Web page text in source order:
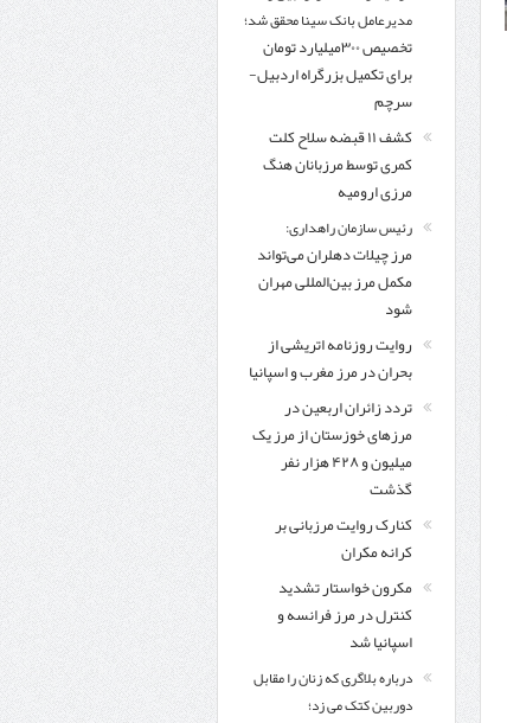
مدیرعامل بانک سینا محقق شد؛
تخصیص ۳۰۰میلیارد تومان
برای تکمیل بزرگراه اردبیل-
سرچم
کشف ۱۱ قبضه سلاح کلت
کمری توسط مرزبانان هنگ
مرزی ارومیه
رئیس سازمان راهداری:
مرز چیلات دهلران می‌تواند
مکمل مرز بین‌المللی مهران
شود
روایت روزنامه اتریشی از
بحران در مرز مغرب و اسپانیا
تردد زائران اربعین در
مرزهای خوزستان از مرز یک
میلیون و ۴۲۸ هزار نفر
گذشت
کنارک روایت مرزبانی بر
کرانه مکران
مکرون خواستار تشدید
کنترل‌ در مرز فرانسه و
اسپانیا شد
درباره بلاگری که زنان را مقابل
دوربین کتک می زد؛